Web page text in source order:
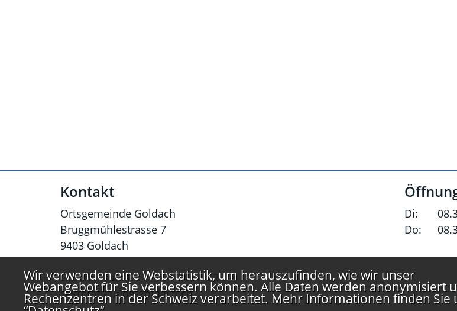
Fusszeile
Kontakt
Ortsgemeinde Goldach
Bruggmühlestrasse 7
9403 Goldach
Geschäftsstelle:
071 845 14 28
sekretariat@og-goldach.ch
Di:
Do:
Webstatistik
Wir verwenden eine Webstatistik, um herauszufinden, wie wir unser
Webangebot für Sie verbessern können. Alle Daten werden anonymisiert
Rechenzentren in der Schweiz verarbeitet. Mehr Informationen finden Sie